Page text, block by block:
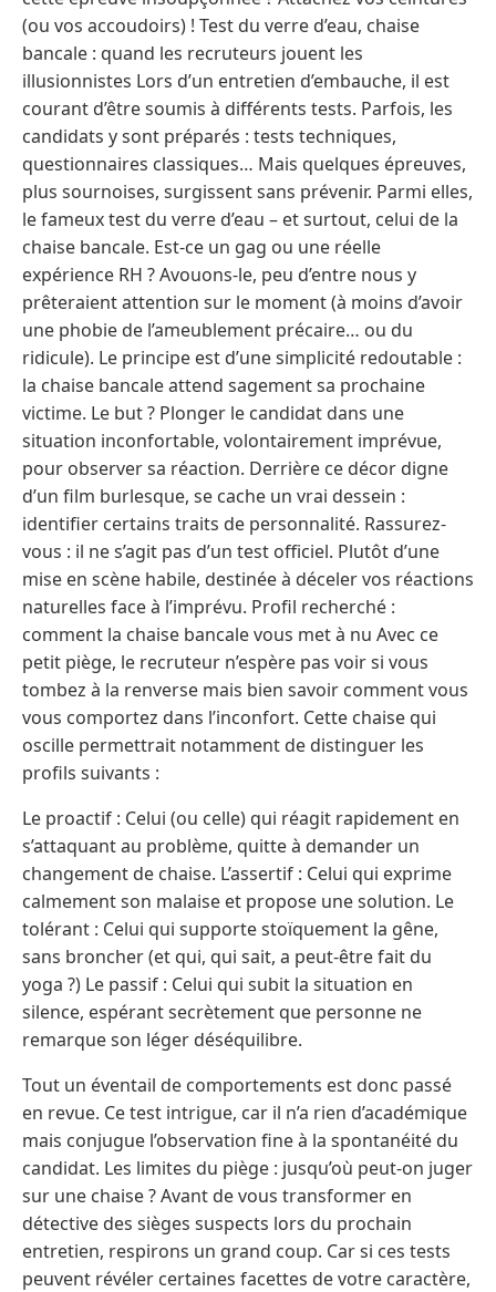
(ou vos accoudoirs) ! Test du verre d’eau, chaise
bancale : quand les recruteurs jouent les
illusionnistes Lors d’un entretien d’embauche, il est
courant d’être soumis à différents tests. Parfois, les
candidats y sont préparés : tests techniques,
questionnaires classiques… Mais quelques épreuves,
plus sournoises, surgissent sans prévenir. Parmi elles,
le fameux test du verre d’eau – et surtout, celui de la
chaise bancale. Est-ce un gag ou une réelle
expérience RH ? Avouons-le, peu d’entre nous y
prêteraient attention sur le moment (à moins d’avoir
une phobie de l’ameublement précaire… ou du
ridicule). Le principe est d’une simplicité redoutable :
la chaise bancale attend sagement sa prochaine
victime. Le but ? Plonger le candidat dans une
situation inconfortable, volontairement imprévue,
pour observer sa réaction. Derrière ce décor digne
d’un film burlesque, se cache un vrai dessein :
identifier certains traits de personnalité. Rassurez-
vous : il ne s’agit pas d’un test officiel. Plutôt d’une
mise en scène habile, destinée à déceler vos réactions
naturelles face à l’imprévu. Profil recherché :
comment la chaise bancale vous met à nu Avec ce
petit piège, le recruteur n’espère pas voir si vous
tombez à la renverse mais bien savoir comment vous
vous comportez dans l’inconfort. Cette chaise qui
oscille permettrait notamment de distinguer les
profils suivants :
Le proactif : Celui (ou celle) qui réagit rapidement en
s’attaquant au problème, quitte à demander un
changement de chaise. L’assertif : Celui qui exprime
calmement son malaise et propose une solution. Le
tolérant : Celui qui supporte stoïquement la gêne,
sans broncher (et qui, qui sait, a peut-être fait du
yoga ?) Le passif : Celui qui subit la situation en
silence, espérant secrètement que personne ne
remarque son léger déséquilibre.
Tout un éventail de comportements est donc passé
en revue. Ce test intrigue, car il n’a rien d’académique
mais conjugue l’observation fine à la spontanéité du
candidat. Les limites du piège : jusqu’où peut-on juger
sur une chaise ? Avant de vous transformer en
détective des sièges suspects lors du prochain
entretien, respirons un grand coup. Car si ces tests
peuvent révéler certaines facettes de votre caractère,